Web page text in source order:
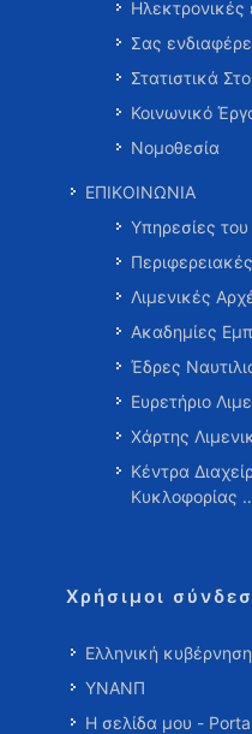
Σας
Στατιστικά
Κοινωνικό
Νομοθεσία
ΕΠΙΚΟΙΝΩΝΙΑ
Υπηρεσίες
Λιμενικές
Ακαδημίες
Έδρες
Ευρετήριο
Χάρτης
Κέντρα
Κυκλοφορίας
Χρήσιμοι
Ελληνική κυβέρνηση
ΥΝΑΝΠ
Η σελίδα μου -